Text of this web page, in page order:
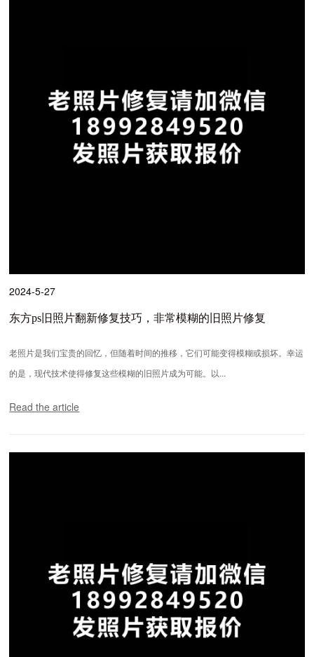
2024-5-27
东方ps旧照片翻新修复技巧，非常模糊的旧照片修复
老照片是我们宝贵的回忆，但随着时间的推移，它们可能变得模糊或损坏。幸运
的是，现代技术使得修复这些模糊的旧照片成为可能。以...
Read the article